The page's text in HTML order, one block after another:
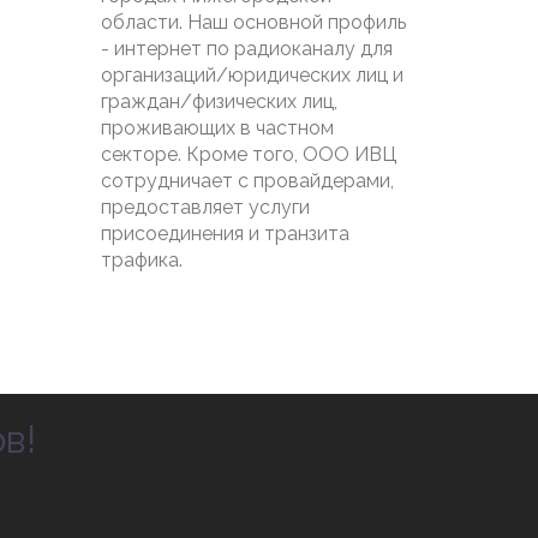
области. Наш основной профиль
- интернет по радиоканалу для
организаций/юридических лиц и
граждан/физических лиц,
проживающих в частном
секторе. Кроме того, ООО ИВЦ
сотрудничает с провайдерами,
предоставляет услуги
присоединения и транзита
трафика.